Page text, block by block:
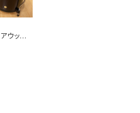
ウッド